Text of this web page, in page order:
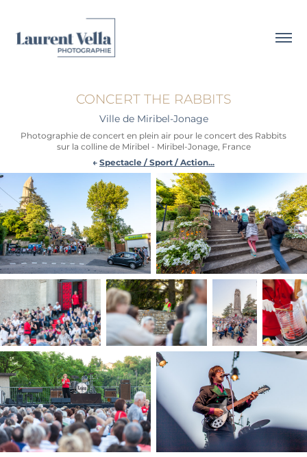
CONCERT THE RABBITS
Ville de Miribel-Jonage
Photographie de concert en plein air pour le concert des Rabbits
sur la colline de Miribel - Miribel-Jonage, France
←Spectacle / Sport / Action...